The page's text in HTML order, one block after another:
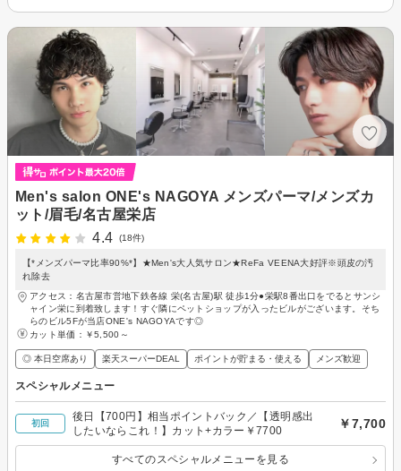
Men's salon ONE's NAGOYA メンズパーマ/メンズカ
ット/眉毛/名古屋栄店
4.4
(18件)
【*メンズパーマ比率90%*】★Men's大人気サロン★ReFa VEENA大好評※頭皮の汚
れ除去
アクセス：名古屋市営地下鉄各線 栄(名古屋)駅 徒歩1分●栄駅8番出口をでるとサンシ
ャイン栄に到着致します！すぐ隣にペットショップが入ったビルがございます。そち
らのビル5Fが当店ONE's NAGOYAです◎
カット単価： ￥5,500～
◎ 本日空席あり 楽天スーパーDEAL ポイントが貯まる・使える メンズ歓迎
スペシャルメニュー
初回
後日【700円】相当ポイントバック／【透明感出
したいならこれ！】カット+カラー￥7700
￥7,700
すべてのスペシャルメニューを見る